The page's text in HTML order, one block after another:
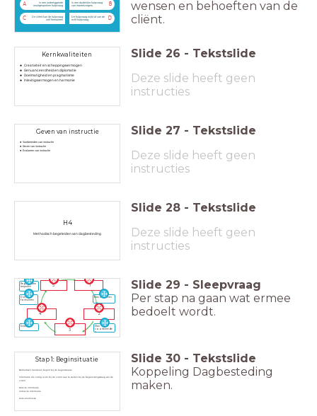
A
Is een onderliggende
onuitgesproken hulpvraag
B
Is een duidelijke hulpvraag
van mantelzorgers
C
De cliënt kan de hulpvraag
zelf formuleren
D
De hulpvraag wijkt af van de
echt hulpvraag
wensen en behoeften van de
cliënt.
Kernkwaliteiten
Creativiteit en scheppingsvermogen
Genuanceerdheid en diplomatie
Doelmatigheid en pragmatisme
Inlevingsvermogen en harmonie
Slide 26 - Tekstslide
Deze slide heeft geen
instructies
Geven van instructie
Voorbereiden van instructie
Geven van instructie
Evalueren van instructie
Slide 27 - Tekstslide
Deze slide heeft geen
instructies
H4
Methodisch begeleiden van dagbesteding
Slide 28 - Tekstslide
Deze slide heeft geen
instructies
1
2
3
4
5
Beginsituatie
bepalen
Doelen
formuleren
Plan
voorbereide
n
Plan uitvoeren
Evaluatie
Slide 29 - Sleepvraag
Per stap na gaan wat ermee
bedoelt wordt.
Stap 1: Beginsituatie
Methodisch handelen begint bij de beginsituatie
Informatie die nodig is om bij de cliënt aan te sluiten bij de begeleidingsvraag van de
cliënt
Directe informatie
Indirecte informatie
Auto-anamnese
Slide 30 - Tekstslide
Koppeling Dagbesteding
maken.